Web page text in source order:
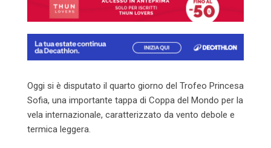
Oggi si è disputato il quarto giorno del Trofeo Princesa
Sofia, una importante tappa di Coppa del Mondo per la
vela internazionale, caratterizzato da vento debole e
termica leggera.